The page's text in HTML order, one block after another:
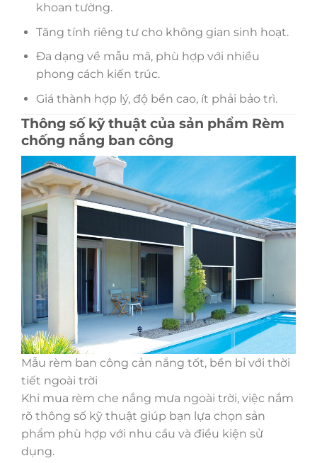
khoan tường.
Tăng tính riêng tư cho không gian sinh hoạt.
Đa dạng về mẫu mã, phù hợp với nhiều
phong cách kiến trúc.
Giá thành hợp lý, độ bền cao, ít phải bảo trì.
Thông số kỹ thuật của sản phẩm Rèm
chống nắng ban công
Mẫu rèm ban công cản nắng tốt, bền bỉ với thời
tiết ngoài trời
Khi mua rèm che nắng mưa ngoài trời, việc nắm
rõ thông số kỹ thuật giúp bạn lựa chọn sản
phẩm phù hợp với nhu cầu và điều kiện sử
dụng.